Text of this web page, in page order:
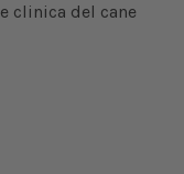
clinica del cane